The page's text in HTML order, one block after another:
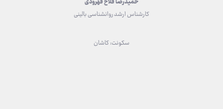
کارشناس ارشد روانشناسی بالینی
سکونت: کاشان